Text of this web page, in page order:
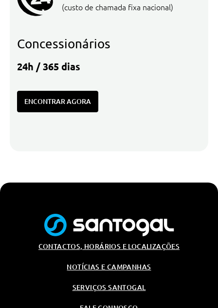
(custo de chamada fixa nacional)
Concessionários
24h / 365 dias
ENCONTRAR AGORA
CONTACTOS, HORÁRIOS E LOCALIZAÇÕES
NOTÍCIAS E CAMPANHAS
SERVIÇOS SANTOGAL